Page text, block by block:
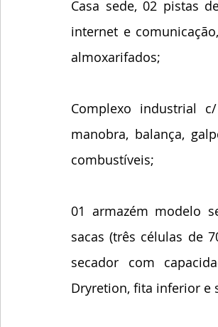
Casa sede, 02 pistas
internet e
almoxarifados;
Complexo industrial
manobra, balança,
combustíveis;
01 armazém modelo
sacas (três células de
secador com
Dryretion, fita inferior e